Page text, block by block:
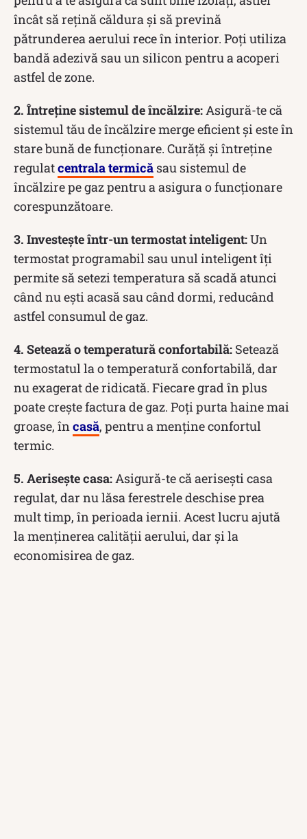
încât să rețină căldura și să prevină
pătrunderea aerului rece în interior. Poți utiliza
bandă adezivă sau un silicon pentru a acoperi
astfel de zone.
2. Întreține sistemul de încălzire: Asigură-te că
sistemul tău de încălzire merge eficient și este în
stare bună de funcționare. Curăță și întreține
regulatcentrala termică sau sistemul de
încălzire pe gaz pentru a asigura o funcționare
corespunzătoare.
3. Investește într-un termostat inteligent:Un
termostat programabil sau unul inteligent îți
permite să setezi temperatura să scadă atunci
când nu ești acasă sau când dormi, reducând
astfel consumul de gaz.
4. Setează o temperatură confortabilă: Setează
termostatul la o temperatură confortabilă, dar
nu exagerat de ridicată. Fiecare grad în plus
poate crește factura de gaz. Poți purta haine mai
groase, în casă, pentru a menține confortul
termic.
5. Aerisește casa: Asigură-te că aerisești casa
regulat, dar nu lăsa ferestrele deschise prea
mult timp, în perioada iernii. Acest lucru ajută
la menținerea calității aerului, dar și la
economisirea de gaz.